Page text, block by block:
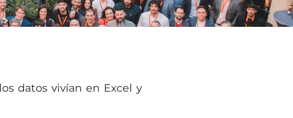
datos vivían en Excel y